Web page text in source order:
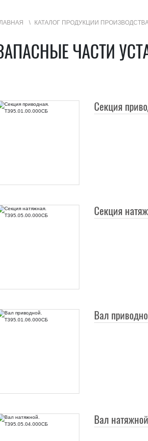
ГЕОГРАФИЯ ПРОДАЖ
КАТАЛОГ ПРОДУКЦИИ
ЧАСТИ
Секция
Секция
Вал
Вал